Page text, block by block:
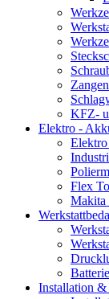
KFZ-
Elektro -
Flex
Makita
Installation &